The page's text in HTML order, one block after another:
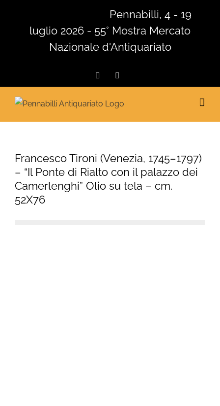
contenuto
Pennabilli, 4 - 19
luglio 2026 - 55° Mostra Mercato
Nazionale d'Antiquariato
Facebook
Francesco Tironi (Venezia, 1745–1797)
– “Il Ponte di Rialto con il palazzo dei
Camerlenghi” Olio su tela – cm.
52X76